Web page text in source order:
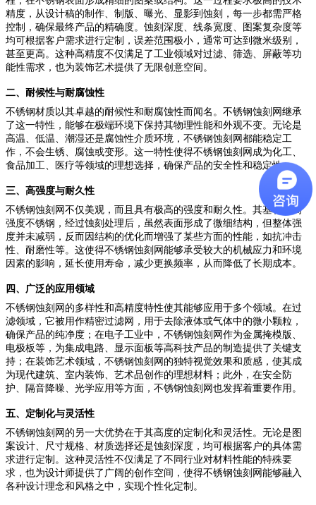
精度，从设计稿的制作、制版、曝光、显影到蚀刻，每一步都需严格
控制，确保最终产品的精确度。蚀刻深度、线条宽度、图案复杂度等
均可根据客户需求进行定制，误差范围极小，通常可达到微米级别，
甚至更高。这种高精度不仅满足了工业领域对过滤、筛选、屏蔽等功
能性需求，也为装饰艺术提供了无限创意空间。
二、耐候性与耐腐蚀性
不锈钢材质以其卓越的耐候性和耐腐蚀性而闻名。不锈钢蚀刻网继承
了这一特性，能够在极端环境下保持其物理性能和外观不变。无论是
高温、低温、潮湿还是腐蚀性介质环境，不锈钢蚀刻网都能稳定工
作，不会生锈、腐蚀或变形。这一特性使得不锈钢蚀刻网成为化工、
食品加工、医疗等领域的理想选择，确保产品的安全性和稳定性。
三、高强度与耐久性
不锈钢蚀刻网不仅美观，而且具有极高的强度和耐久性。其基材为高
强度不锈钢，经过蚀刻处理后，虽然表面形成了微细结构，但整体强
度并未减弱，反而因结构的优化而增强了某些方面的性能，如抗冲击
性、耐磨性等。这使得不锈钢蚀刻网能够承受较大的机械应力和环境
因素的影响，延长使用寿命，减少更换频率，从而降低了长期成本。
四、广泛的应用领域
不锈钢蚀刻网的多样性和高精度特性使其能够应用于多个领域。在过
滤领域，它被用作精密过滤网，用于去除液体或气体中的微小颗粒，
确保产品的纯净度；在电子工业中，不锈钢蚀刻网作为金属掩模版、
电极板等，为集成电路、显示面板等高科技产品的制造提供了关键支
持；在装饰艺术领域，不锈钢蚀刻网的独特视觉效果和质感，使其成
为现代建筑、室内装饰、艺术品创作的理想材料；此外，在安全防
护、隔音降噪、光学应用等方面，不锈钢蚀刻网也发挥着重要作用。
五、定制化与灵活性
不锈钢蚀刻网的另一大优势在于其高度的定制化和灵活性。无论是图
案设计、尺寸规格、材质选择还是蚀刻深度，均可根据客户的具体需
求进行定制。这种灵活性不仅满足了不同行业对材料性能的特殊要
求，也为设计师提供了广阔的创作空间，使得不锈钢蚀刻网能够融入
各种设计理念和风格之中，实现个性化定制。